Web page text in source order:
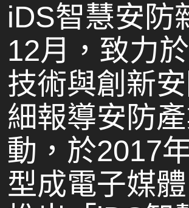
iDS智慧安防
12月，致力
技術與創新
細報導安防
動，於2017
型成電子媒